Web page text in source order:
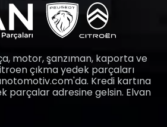
motor, şanzıman, kaporta ve
çıkma yedek parçaları
Kredi kartına
parçalar adresine gelsin. Elvan